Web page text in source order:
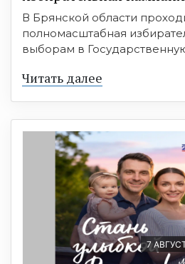
В Брянской области
полномасштабная
выборам в
Читать далее
7